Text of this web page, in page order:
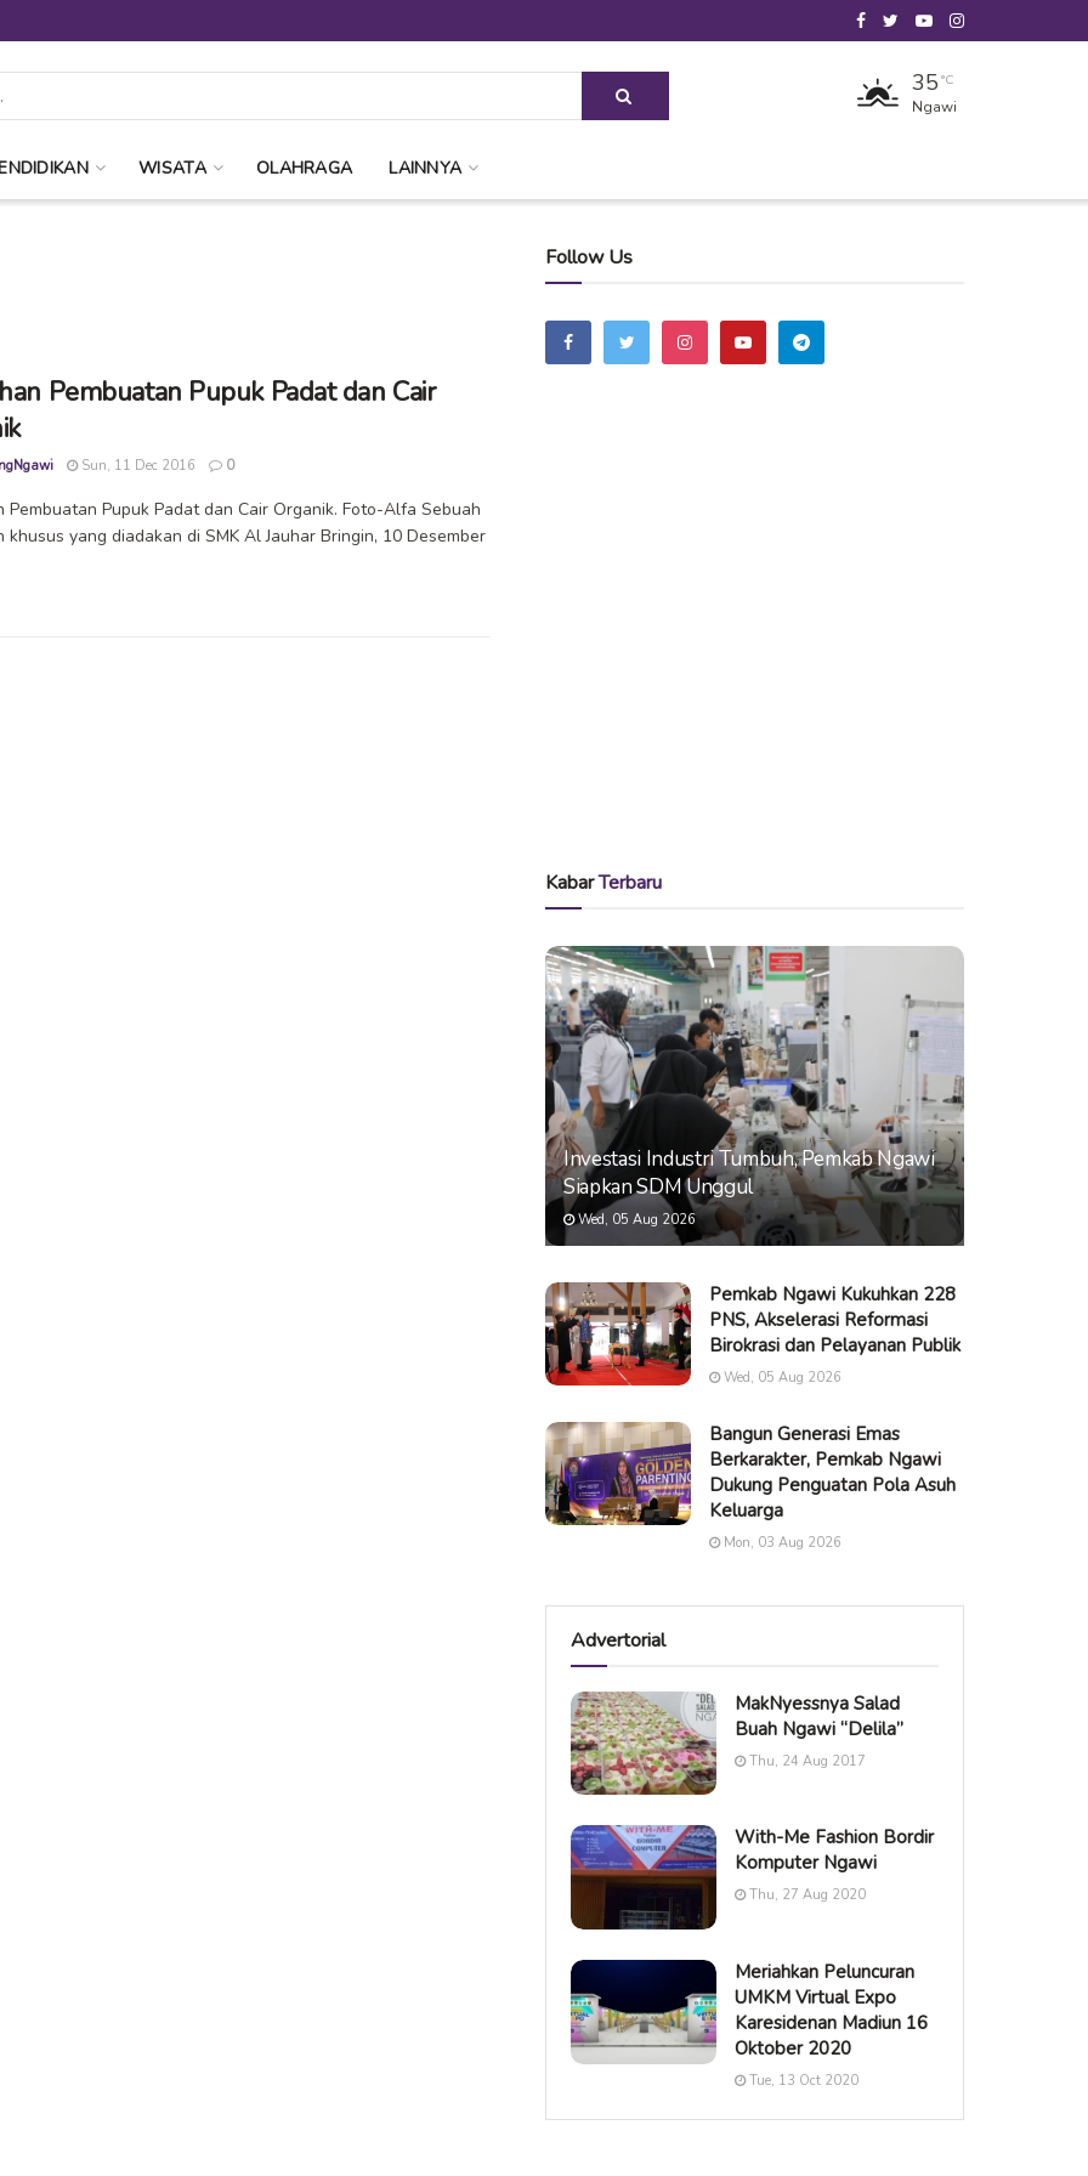
35 °C
Ngawi
WISATA OLAHRAGA LAINNYA
Pembuatan Pupuk Padat dan Cair
Sun, 11 Dec 2016 0
Pembuatan Pupuk Padat dan Cair Organik. Foto-Alfa Sebuah
khusus yang diadakan di SMK Al Jauhar Bringin, 10 Desember
Follow Us
KabarTerbaru
Investasi Industri Tumbuh, Pemkab Ngawi
Siapkan SDM Unggul
Wed, 05 Aug 2026
Pemkab Ngawi Kukuhkan 228
PNS, Akselerasi Reformasi
Birokrasi dan Pelayanan Publik
Wed, 05 Aug 2026
Bangun Generasi Emas
Berkarakter, Pemkab Ngawi
Dukung Penguatan Pola Asuh
Keluarga
Mon, 03 Aug 2026
Advertorial
MakNyessnya Salad
Buah Ngawi “Delila”
Thu, 24 Aug 2017
With-Me Fashion Bordir
Komputer Ngawi
Thu, 27 Aug 2020
Meriahkan Peluncuran
UMKM Virtual Expo
Karesidenan Madiun 16
Oktober 2020
Tue, 13 Oct 2020